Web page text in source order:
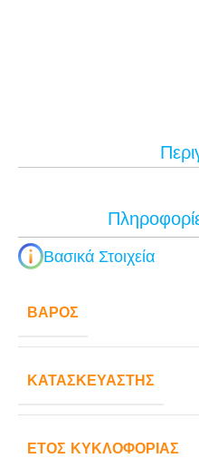
Βασικά Στοιχεία
ΒΆΡΟΣ
ΚΑΤΑΣΚΕΥΑΣΤΉΣ
ΈΤΟΣ ΚΥΚΛΟΦΟΡΊΑΣ